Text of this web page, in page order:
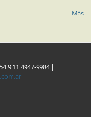
Más
9 11 4947-9984 |